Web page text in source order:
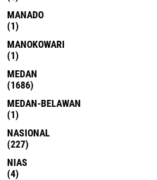
MANADO
(1)
MANOKOWARI
(1)
MEDAN
(1686)
MEDAN-BELAWAN
(1)
NASIONAL
(227)
NIAS
(4)